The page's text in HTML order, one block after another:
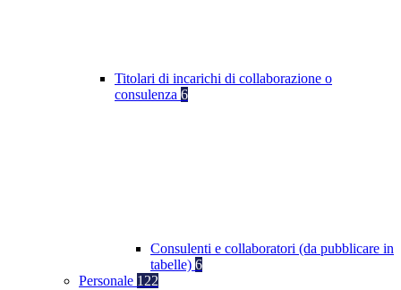
Titolari di incarichi di collaborazione o
consulenza 6
Consulenti e collaboratori (da pubblicare in
tabelle) 6
Personale 122